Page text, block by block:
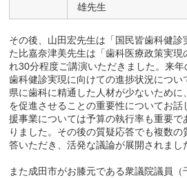
雄先生
その後、山田宏先生は「国民皆歯科健診
た比嘉奈津美先生は「歯科医療政策実
れ30分程度ご講演いただきました。来
歯科健診実現に向けての進捗状況につ
県に歯科に精通した人材が少ないため
を促進させることの重要性についてお
援事業については予算の執行率も重要で
りました。その後の質疑応答でも複数
答いただき、活発な議論が展開されまし
また成田市がお膝元である衆議院議員